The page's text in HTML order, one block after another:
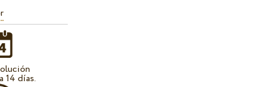
14 días.